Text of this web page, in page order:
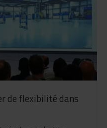
de flexibilité dans